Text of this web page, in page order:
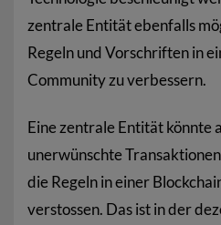
zentrale Entität ebenfalls
Regeln und Vorschriften in
Community zu verbessern.
Eine zentrale Entität könnte
unerwünschte
die Regeln in einer
verstossen. Das ist in der